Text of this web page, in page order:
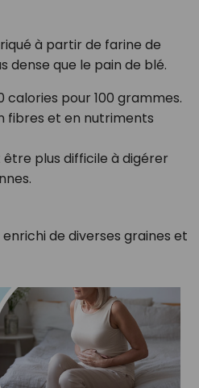
à partir de farine de
dense que le pain de blé.
calories pour 100 grammes.
fibres et en nutriments
être plus difficile à digérer
de diverses graines et